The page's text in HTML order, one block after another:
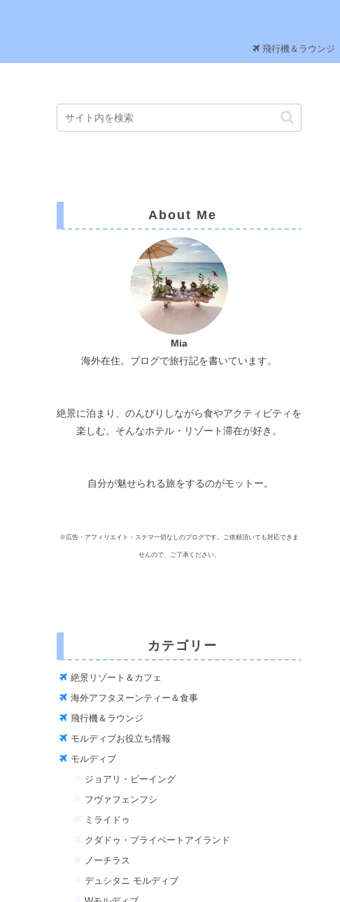
飛行機＆ラウンジ
About Me
Mia
海外在住。ブログで旅行記を書いています。
絶景に泊まり、のんびりしながら食やアクティビティを
楽しむ。そんなホテル・リゾート滞在が好き。
自分が魅せられる旅をするのがモットー。
※広告・アフィリエイト・ステマ一切なしのブログです。ご依頼頂いても対応できま
せんので、ご了承ください。
カテゴリー
絶景リゾート＆カフェ
海外アフタヌーンティー＆食事
飛行機＆ラウンジ
モルディブお役立ち情報
モルディブ
ジョアリ・ビーイング
フヴァフェンフシ
ミライドゥ
クダドゥ・プライベートアイランド
ノーチラス
デュシタニ モルディブ